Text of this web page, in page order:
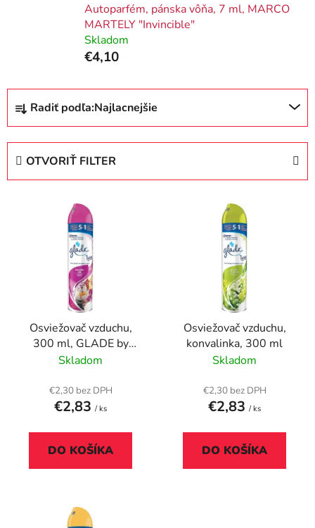
Autoparfém, pánska vôňa, 7 ml, MARCO
MARTELY "Invincible"
Skladom
€4,10
R
d
Radiť podľa:Najlacnejšie
OTVORIŤ FILTER
Osviežovač vzduchu,
300 ml, GLADE by
brise, Relaxing zen
Skladom
€2,30 bez DPH
€2,83 / ks
DO KOŠÍKA
Osviežovač vzduchu,
konvalinka, 300 ml
Skladom
€2,30 bez DPH
€2,83 / ks
DO KOŠÍKA